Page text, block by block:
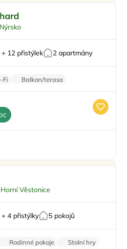
12 přistýlek 2 apartmány
Fi
Balkon/terasa
Věstonice
4 přistýlky 5 pokojů
Rodinné pokoje
Stolní hry